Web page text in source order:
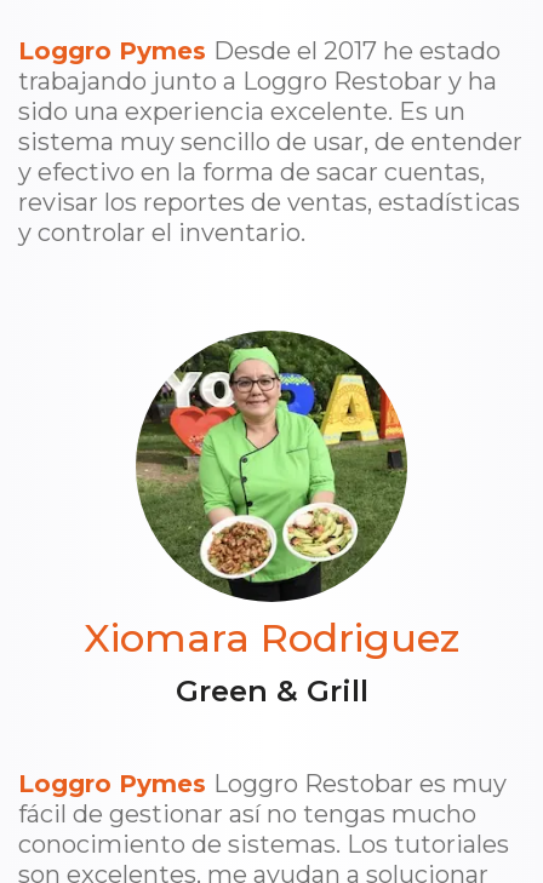
Loggro Pymes Desde el 2017 he estado
trabajando junto a Loggro Restobar y ha
sido una experiencia excelente. Es un
sistema muy sencillo de usar, de entender
y efectivo en la forma de sacar cuentas,
revisar los reportes de ventas, estadísticas
y controlar el inventario.
Xiomara Rodriguez
Green & Grill
Loggro Pymes Loggro Restobar es muy
fácil de gestionar así no tengas mucho
conocimiento de sistemas. Los tutoriales
son excelentes, me ayudan a solucionar